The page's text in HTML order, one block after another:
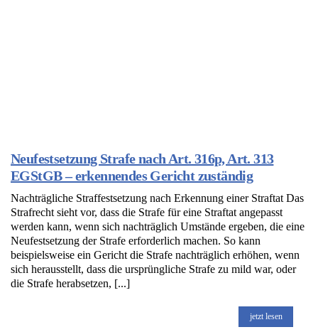
Neufestsetzung Strafe nach Art. 316p, Art. 313
EGStGB – erkennendes Gericht zuständig
Nachträgliche Straffestsetzung nach Erkennung einer Straftat Das
Strafrecht sieht vor, dass die Strafe für eine Straftat angepasst
werden kann, wenn sich nachträglich Umstände ergeben, die eine
Neufestsetzung der Strafe erforderlich machen. So kann
beispielsweise ein Gericht die Strafe nachträglich erhöhen, wenn
sich herausstellt, dass die ursprüngliche Strafe zu mild war, oder
die Strafe herabsetzen, [...]
jetzt lesen